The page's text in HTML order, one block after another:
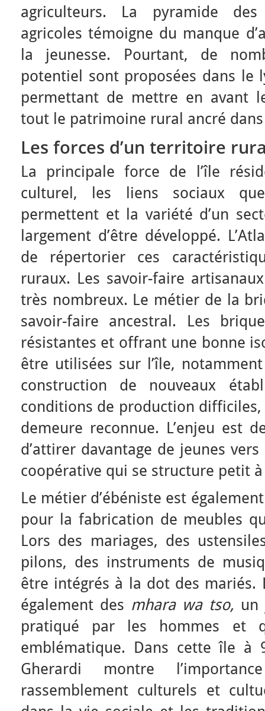
agriculteurs. La pyramide
agricoles témoigne du manque
la jeunesse. Pourtant, de
potentiel sont proposées dans le
permettant de mettre en avant
tout le patrimoine rural ancré
Les forces d’un territoire
La principale force de l’île
culturel, les liens sociaux
permettent et la variété d’un
largement d’être développé.
de répertorier ces
ruraux. Les savoir-faire
très nombreux. Le métier de la
savoir-faire ancestral. Les
résistantes et offrant une bonne
être utilisées sur l’île,
construction de nouveaux
conditions de production
demeure reconnue. L’enjeu est
d’attirer davantage de jeunes
coopérative qui se structure petit
Le métier d’ébéniste est
pour la fabrication de meubles
Lors des mariages, des
pilons, des instruments de
être intégrés à la dot des mariés.
également des mhara wa tso, un
pratiqué par les hommes et
emblématique. Dans cette île à
Gherardi montre
rassemblement culturels et